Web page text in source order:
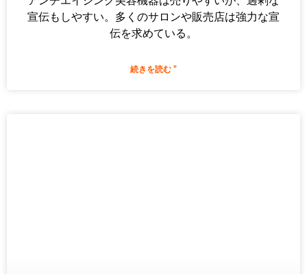
宣伝もしやすい。多くのサロンや販売店は強力な宣
伝を求めている。
続きを読む "